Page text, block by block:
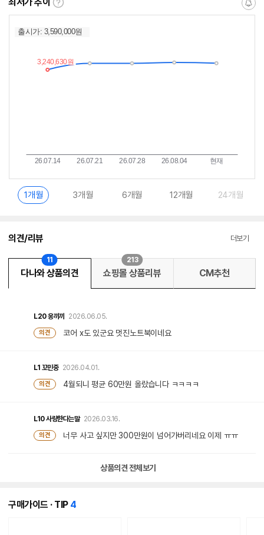
최
가
란?
알
1개월 3개월 6개월 12개월 24개월
의견/리뷰 더보기
다나와 상품의견
11
쇼핑몰 상품리뷰
213
CM추천
L20웅끼끼 2026.06.05.
의견 코어 x도 있군요 멋진노트북이네요
L1 꼬민중 2026.04.01.
의견 4월되니 평균 60만원 올랐습니다 ㅋㅋㅋㅋ
L10사랑한다는말 2026.03.16.
의견 너무 사고 싶지만 300만원이 넘어가버리네요 이제 ㅠㅠ
상품의견 전체보기
구매가이드 · TIP 4개